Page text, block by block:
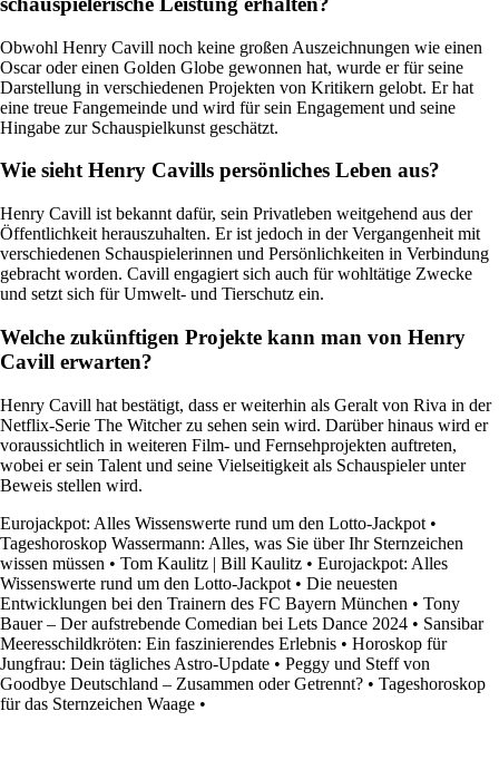
Obwohl Henry Cavill noch keine großen Auszeichnungen wie einen
Oscar oder einen Golden Globe gewonnen hat, wurde er für seine
Darstellung in verschiedenen Projekten von Kritikern gelobt. Er hat
eine treue Fangemeinde und wird für sein Engagement und seine
Hingabe zur Schauspielkunst geschätzt.
Wie sieht Henry Cavills persönliches Leben aus?
Henry Cavill ist bekannt dafür, sein Privatleben weitgehend aus der
Öffentlichkeit herauszuhalten. Er ist jedoch in der Vergangenheit mit
verschiedenen Schauspielerinnen und Persönlichkeiten in Verbindung
gebracht worden. Cavill engagiert sich auch für wohltätige Zwecke
und setzt sich für Umwelt- und Tierschutz ein.
Welche zukünftigen Projekte kann man von Henry
Cavill erwarten?
Henry Cavill hat bestätigt, dass er weiterhin als Geralt von Riva in der
Netflix-Serie The Witcher zu sehen sein wird. Darüber hinaus wird er
voraussichtlich in weiteren Film- und Fernsehprojekten auftreten,
wobei er sein Talent und seine Vielseitigkeit als Schauspieler unter
Beweis stellen wird.
Eurojackpot: Alles Wissenswerte rund um den Lotto-Jackpot •
Tageshoroskop Wassermann: Alles, was Sie über Ihr Sternzeichen
wissen müssen • Tom Kaulitz | Bill Kaulitz • Eurojackpot: Alles
Wissenswerte rund um den Lotto-Jackpot • Die neuesten
Entwicklungen bei den Trainern des FC Bayern München • Tony
Bauer – Der aufstrebende Comedian bei Lets Dance 2024 • Sansibar
Meeresschildkröten: Ein faszinierendes Erlebnis • Horoskop für
Jungfrau: Dein tägliches Astro-Update • Peggy und Steff von
Goodbye Deutschland – Zusammen oder Getrennt? • Tageshoroskop
für das Sternzeichen Waage •